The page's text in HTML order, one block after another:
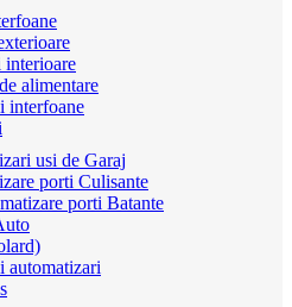
interioare
alimentare
interfoane
usi de Garaj
porti Culisante
porti Batante
automatizari